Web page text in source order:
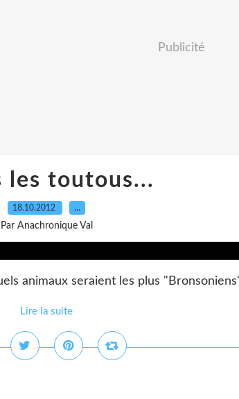
Publicité
les toutous...
18.10.2012 …
Par Anachronique Val
animaux seraient les plus
Lire la suite